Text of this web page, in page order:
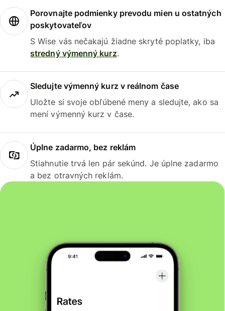
Porovnajte podmienky prevodu mien u ostatných
poskytovateľov
S Wise vás nečakajú žiadne skryté poplatky, iba
stredný výmenný kurz.
Sledujte výmenný kurz v reálnom čase
Uložte si svoje obľúbené meny a sledujte, ako sa
mení výmenný kurz v čase.
Úplne zadarmo, bez reklám
Stiahnutie trvá len pár sekúnd. Je úplne zadarmo
a bez otravných reklám.